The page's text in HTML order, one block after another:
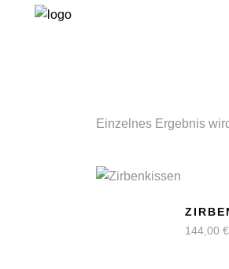
Einzelnes Ergebnis
144,00 €